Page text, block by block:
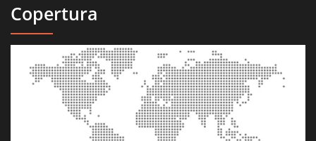
Copertura